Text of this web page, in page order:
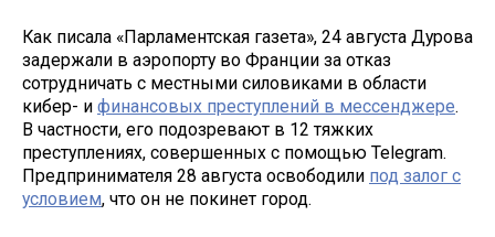
Как писала «Парламентская газета», 24 августа Дурова
задержали в аэропорту во Франции за отказ
сотрудничать с местными силовиками в области
кибер- и финансовых преступлений в мессенджере.
В частности, его подозревают в 12 тяжких
преступлениях, совершенных с помощью Telegram.
Предпринимателя 28 августа освободили под залог с
условием, что он не покинет город.